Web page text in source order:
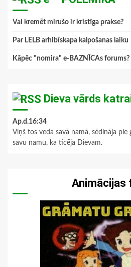
Vai kremēt mirušo ir kristīga prakse?
Par LELB arhibīskapa kalpošanas laiku
Kāpēc "nomira" e-BAZNĪCAs forums?
Dieva vārds
Ap.d.16:34
Viņš tos veda savā namā, sēdināja pie
savu namu, ka ticēja Dievam.
Animācijas